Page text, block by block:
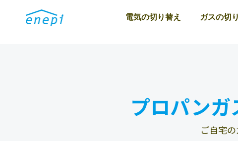
電気の切り替え ガスの切
プロパンガ
ご自宅